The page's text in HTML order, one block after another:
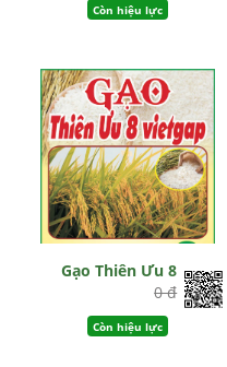
Còn hiệu lực
Gạo Thiên Ưu 8
0 đ
Còn hiệu lực